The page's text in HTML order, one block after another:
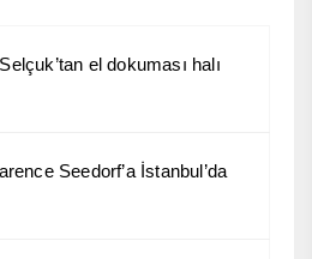
el dokuması halı
Seedorf’a İstanbul’da